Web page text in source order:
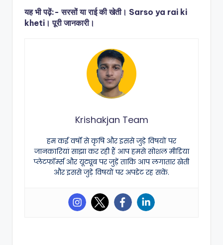
यह भी पढ़ें:-सरसों या राई की खेती। Sarso ya rai ki
kheti। पूरी जानकारी।
Krishakjan Team
हम कई वर्षों से कृषि और इससे जुड़े विषयों पर
जानकारियां साझा कर रही हैं आप हमसे सोशल मीडिया
प्लेटफॉर्म्स और यूट्यूब पर जुड़ें ताकि आप लगातार खेती
और इससे जुड़े विषयों पर अपडेट रह सकें.